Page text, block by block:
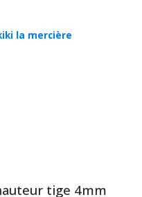
la mercière
tige 4mm